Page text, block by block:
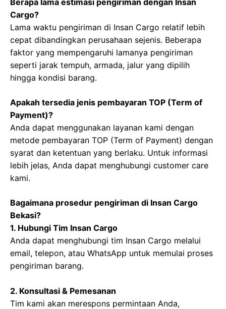
Berapa lama estimasi pengiriman dengan Insan
Cargo?
Lama waktu pengiriman di Insan Cargo relatif lebih
cepat dibandingkan perusahaan sejenis. Beberapa
faktor yang mempengaruhi lamanya pengiriman
seperti jarak tempuh, armada, jalur yang dipilih
hingga kondisi barang.
Apakah tersedia jenis pembayaran TOP (Term of
Payment)?
Anda dapat menggunakan layanan kami dengan
metode pembayaran TOP (Term of Payment) dengan
syarat dan ketentuan yang berlaku. Untuk informasi
lebih jelas, Anda dapat menghubungi customer care
kami.
Bagaimana prosedur pengiriman di Insan Cargo
Bekasi?
1. Hubungi Tim Insan Cargo
Anda dapat menghubungi tim Insan Cargo melalui
email, telepon, atau WhatsApp untuk memulai proses
pengiriman barang.
2. Konsultasi & Pemesanan
Tim kami akan merespons permintaan Anda,